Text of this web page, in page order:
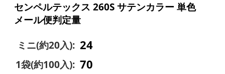
センペルテックス 260S サテンカラー 単色
メール便判定量
ミニ(約20入): 24
1袋(約100入): 70